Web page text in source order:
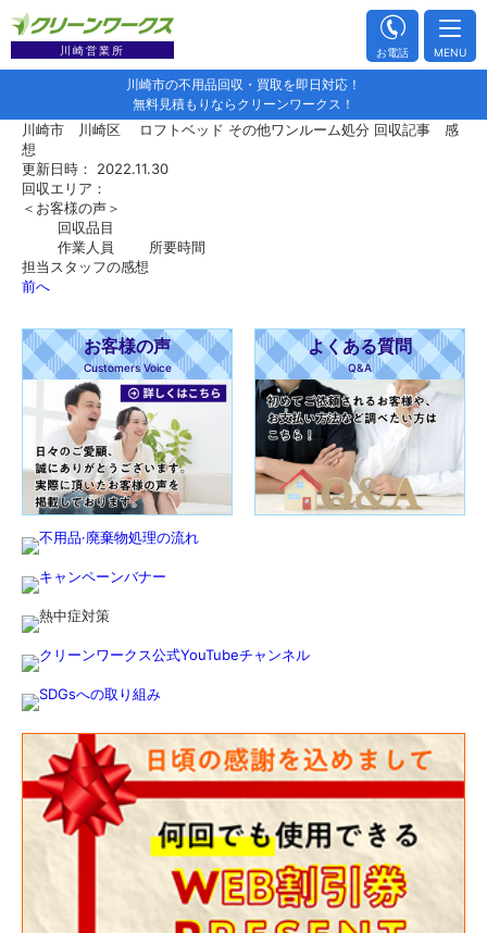
川崎市の不用品回収・買取を即日対応！
無料見積もりならクリーンワークス！
川崎営業所 お電話 MENU
川崎市 川崎区 ロフトベッド その他ワンルーム処分 回収記事 感
想
更新日時： 2022.11.30
回収エリア：
＜お客様の声＞
回収品目
作業人員
所要時間
担当スタッフの感想
前へ
お客様の声
Customers Voice
よくある質問
Q&A